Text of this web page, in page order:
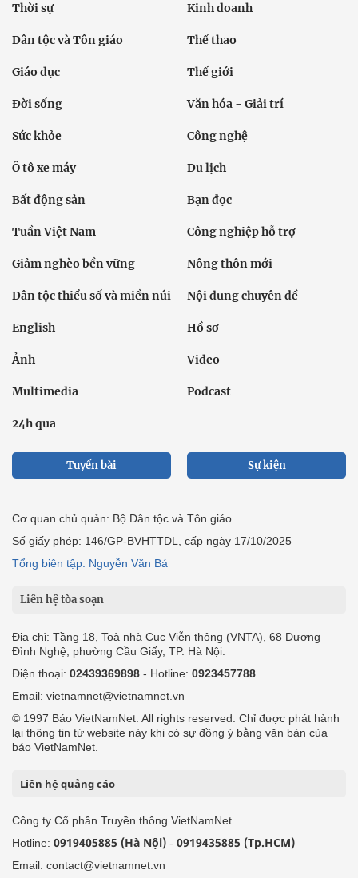
Thời sự Kinh doanh
Dân tộc và Tôn giáo Thể thao
Giáo dục Thế giới
Đời sống Văn hóa - Giải trí
Sức khỏe Công nghệ
Ô tô xe máy Du lịch
Bất động sản Bạn đọc
Tuần Việt Nam Công nghiệp hỗ trợ
Giảm nghèo bền vững Nông thôn mới
Dân tộc thiểu số và miền núi Nội dung chuyên đề
English Hồ sơ
Ảnh Video
Multimedia Podcast
24h qua
Tuyến bài Sự kiện
Cơ quan chủ quản: Bộ Dân tộc và Tôn giáo
Số giấy phép: 146/GP-BVHTTDL, cấp ngày 17/10/2025
Tổng biên tập: Nguyễn Văn Bá
Liên hệ tòa soạn
Địa chỉ: Tầng 18, Toà nhà Cục Viễn thông (VNTA), 68 Dương
Đình Nghệ, phường Cầu Giấy, TP. Hà Nội.
Điện thoại: 02439369898 - Hotline: 0923457788
Email: vietnamnet@vietnamnet.vn
© 1997 Báo VietNamNet. All rights reserved. Chỉ được phát hành
lại thông tin từ website này khi có sự đồng ý bằng văn bản của
báo VietNamNet.
Liên hệ quảng cáo
Công ty Cổ phần Truyền thông VietNamNet
Hotline: 0919405885 (Hà Nội) - 0919435885 (Tp.HCM)
Email: contact@vietnamnet.vn